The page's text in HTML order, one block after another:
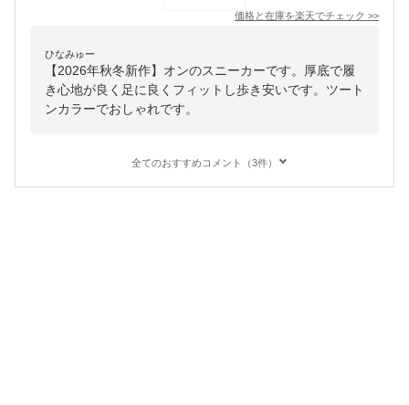
価格と在庫を楽天でチェック >>
ひなみゅー
【2026年秋冬新作】オンのスニーカーです。厚底で履
き心地が良く足に良くフィットし歩き安いです。ツート
ンカラーでおしゃれです。
全てのおすすめコメント（3件）